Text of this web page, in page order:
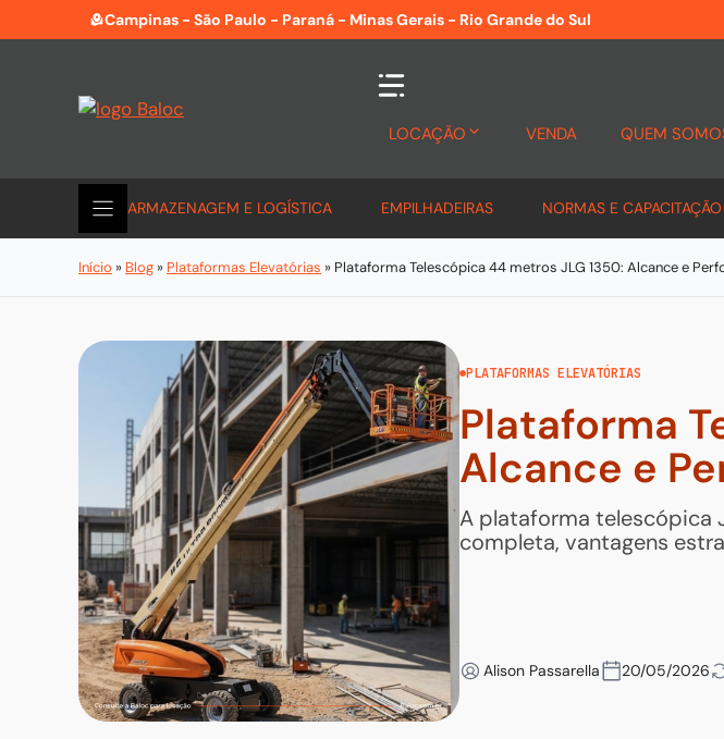
para
conteúdo
Campinas - São Paulo - Paraná - Minas Gerais - Rio Grande do Sul
LOCAÇÃO VENDA QUEM
ARMAZENAGEM E LOGÍSTICA EMPILHADEIRAS NORMAS E CAPACITAÇÃO
Início » Blog » Plataformas Elevatórias » Plataforma Telescópica 44 metros JLG 1350: Alcance e
PLATAFORMAS ELEVATÓRIAS
Plataforma
Alcance e
A plataforma telescópica
completa, vantagens
Alison Passarella 20/05/2026